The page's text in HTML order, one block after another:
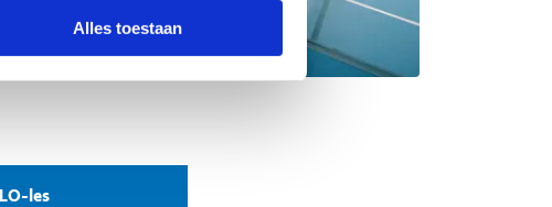
Alles toestaan
les